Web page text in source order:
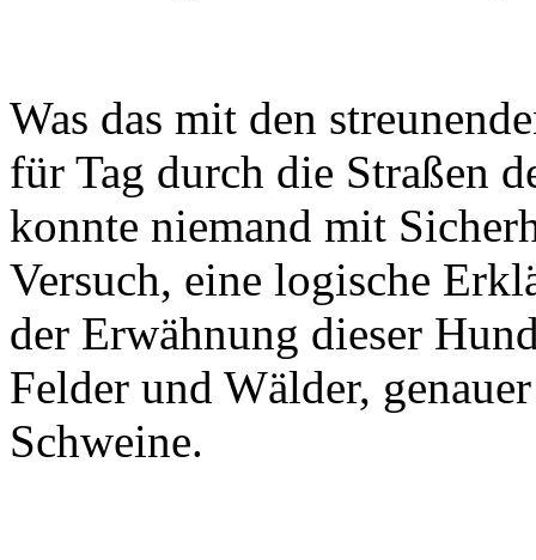
Was das mit den
für Tag durch die Straßen
konnte niemand mit
Versuch, eine logische
der Erwähnung dieser
Felder und Wälder,
Schweine.